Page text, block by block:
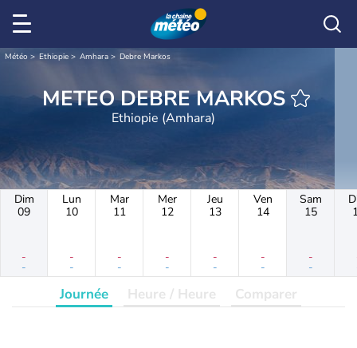
Météo Ethiopie Amhara Debre Markos
METEO DEBRE MARKOS
Ethiopie (Amhara)
Dim
09
-
-
Lun
10
-
-
Mar
11
-
-
Mer
12
-
-
Jeu
13
-
-
Ven
14
-
-
Sam
15
-
-
Journée Heure / Heure Comparer